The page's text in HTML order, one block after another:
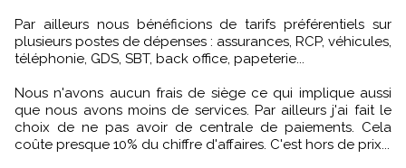
Par ailleurs nous bénéficions de tarifs préférentiels sur
plusieurs postes de dépenses : assurances, RCP, véhicules,
téléphonie, GDS, SBT, back office, papeterie...
Nous n'avons aucun frais de siège ce qui implique aussi
que nous avons moins de services. Par ailleurs j'ai fait le
choix de ne pas avoir de centrale de paiements. Cela
coûte presque 10% du chiffre d'affaires. C'est hors de prix...